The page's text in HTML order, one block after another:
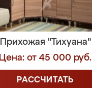
Прихожая "Тихуана"
Цена: от 45 000 руб.
РАССЧИТАТЬ